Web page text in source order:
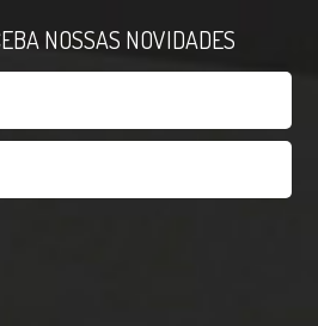
NOSSAS NOVIDADES